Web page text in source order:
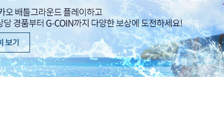
모바일게임
우마무스메 프리티 더비
SMiniz
서비스
내정보
보안센터
대회소식